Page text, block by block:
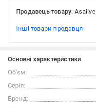
Продавець товару: Asalive
Інші товари продавця
Основні характеристики
Об'єм:
Серія:
Бренд: